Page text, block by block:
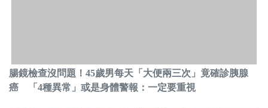
腸鏡檢查沒問題！45歲男每天「大便兩三次」竟確診胰腺
癌 「4種異常」或是身體警報：一定要重視